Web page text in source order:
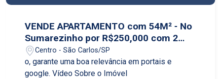
VENDE APARTAMENTO com 54M² - No
Sumarezinho por R$250,000 com 2
dormitórios sendo 1 suite
Centro - São Carlos/SP
o, garante uma boa relevância em portais e
google. Vídeo Sobre o Imóvel